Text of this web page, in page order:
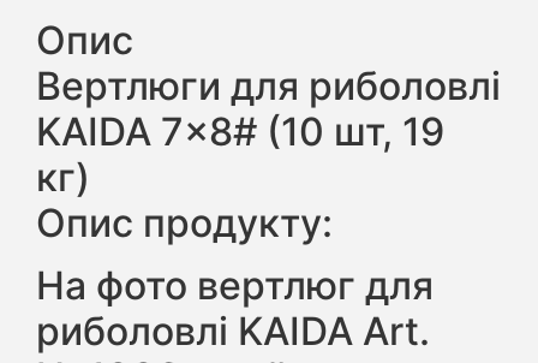
Опис
Вертлюги для риболовлі
KAIDA 7×8# (10 шт, 19
кг)
Опис продукту:
На фото вертлюг для
риболовлі KAIDA Art.